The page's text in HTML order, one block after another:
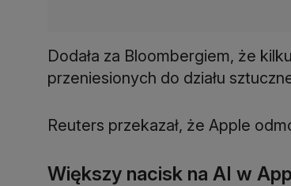
Dodała za Bloombergiem, że
przeniesionych do działu
Reuters przekazał, że Apple
Większy nacisk na AI w